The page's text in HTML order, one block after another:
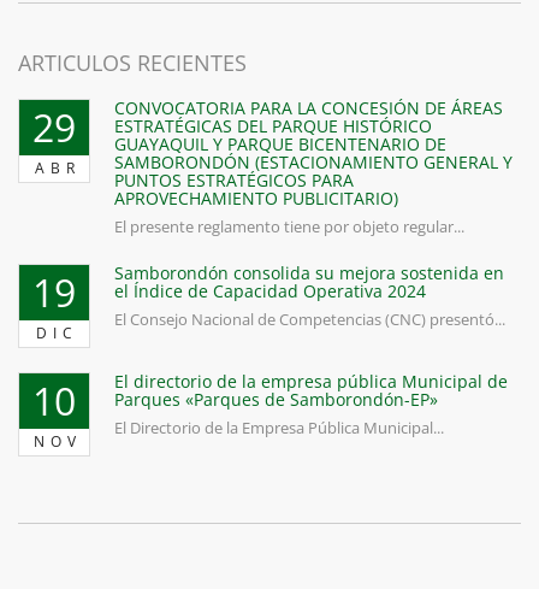
ARTICULOS RECIENTES
29
ABR
CONVOCATORIA PARA LA CONCESIÓN DE ÁREAS
ESTRATÉGICAS DEL PARQUE HISTÓRICO
GUAYAQUIL Y PARQUE BICENTENARIO DE
SAMBORONDÓN (ESTACIONAMIENTO GENERAL Y
PUNTOS ESTRATÉGICOS PARA
APROVECHAMIENTO PUBLICITARIO)
El presente reglamento tiene por objeto regular...
19
DIC
Samborondón consolida su mejora sostenida en
el Índice de Capacidad Operativa 2024
El Consejo Nacional de Competencias (CNC) presentó...
10
NOV
El directorio de la empresa pública Municipal de
Parques «Parques de Samborondón-EP»
El Directorio de la Empresa Pública Municipal...